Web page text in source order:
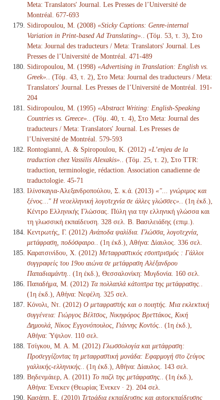
Meta: Translators' Journal. Les Presses de l’Université de
Montréal. 677-693
Sidiropoulou, M. (2008) «Sticky Captions: Genre-internal
Variation in Print-based Ad Translating».
. (Τόμ. 53, τ. 3), Στο
Meta: Journal des traducteurs / Meta: Translators' Journal. Les
Presses de l’Université de Montréal. 471-489
Sidiropoulou, M. (1998) «Advertising in Translation: English vs.
Greek».
. (Τόμ. 43, τ. 2), Στο Meta: Journal des traducteurs / Meta:
Translators' Journal. Les Presses de l’Université de Montréal. 191-
204
Sidiropoulou, M. (1995) «Abstract Writing: English-Speaking
Countries vs. Greece».
. (Τόμ. 40, τ. 4), Στο Meta: Journal des
traducteurs / Meta: Translators' Journal. Les Presses de
l’Université de Montréal. 579-593
Rontogianni, A. & Spiropoulou, K. (2012) «L’enjeu de la
traduction chez Vassilis Alexakis».
. (Τόμ. 25, τ. 2), Στο TTR:
traduction, terminologie, rédaction. Association canadienne de
traductologie. 45-71
Ιλίνσκαγια-Αλεξανδροπούλου, Σ. κ.ά. (2013) «"... γνώριμος και
ξένος…" Η νεοελληνική λογοτεχνία σε άλλες γλώσσες».
. (1η έκδ.),
Κέντρο Ελληνικής Γλώσσας. Πύλη για την ελληνική γλώσσα και
τη γλωσσική εκπαίδευση. 328 σελ. Β. Βασιλειάδης (επιμ.).
Κεντρωτής, Γ. (2012) Ανάποδα ψαλίδια. Γλώσσα, λογοτεχνία,
μετάφραση, ποδόσφαιρο.
. (1η έκδ.), Αθήνα: Δίαυλος. 336 σελ.
Καρατσινίδου, Χ. (2012) Μεταφραστικός εσοπτρισμός : Γάλλοι
συγγραφείς του 19ου αιώνα σε μετάφραση Αλέξανδρου
Παπαδιαμάντη.
. (1η έκδ.), Θεσσαλονίκη: Μυγδονία. 160 σελ.
Παπαδήμα, Μ. (2012) Τα πολλαπλά κάτοπτρα της μετάφρασης.
(1η έκδ.), Αθήνα: Νεφέλη. 325 σελ.
Κόνολι, Ντ. (2012) Ο μεταφραστής και ο ποιητής. Μια εκλεκτική
συγγένεια: Γιώργος Βέλτσος, Νικηφόρος Βρεττάκος, Κική
Δημουλά, Νίκος Εγγονόπουλος, Γιάννης Κοντός.
. (1η έκδ.),
Αθήνα: Ύψιλον. 110 σελ.
Τσίγκου, Μ. Α. Μ. (2012) Γλωσσολογία και μετάφραση:
Προσεγγίζοντας τη μεταφραστική μονάδα: Εφαρμογή στο ζεύγος
γαλλικής-ελληνικής.
. (1η έκδ.), Αθήνα: Δίαυλος. 143 σελ.
Βηδενμάιερ, Α. (2011) Το παζλ της μετάφρασης.
. (1η έκδ.),
Αθήνα: Ένεκεν (Θεωρίας Ένεκεν · 2). 204 σελ.
Κασάπη, Ε. (2010) Τετράδια εκπαίδευσης και αυτοεκπαίδευσης